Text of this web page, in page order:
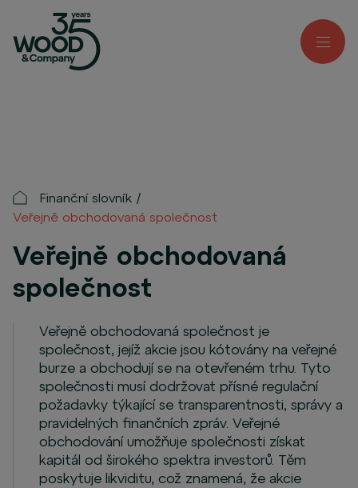
Finanční slovník
Veřejně obchodovaná společnost
Veřejně obchodovaná
společnost
Veřejně obchodovaná společnost je
společnost, jejíž akcie jsou kótovány na veřejné
burze a obchodují se na otevřeném trhu. Tyto
společnosti musí dodržovat přísné regulační
požadavky týkající se transparentnosti, správy a
pravidelných finančních zpráv. Veřejné
obchodování umožňuje společnosti získat
kapitál od širokého spektra investorů. Těm
poskytuje likviditu, což znamená, že akcie